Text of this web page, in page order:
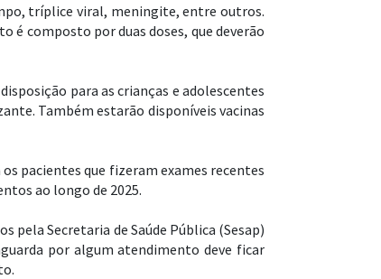
tríplice viral, meningite, entre outros.
é composto por duas doses, que deverão
para as crianças e adolescentes
Também estarão disponíveis vacinas
pacientes que fizeram exames recentes
ao longo de 2025.
pela Secretaria de Saúde Pública (Sesap)
por algum atendimento deve ficar